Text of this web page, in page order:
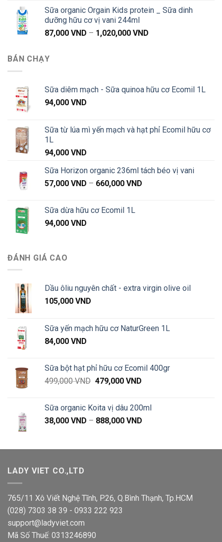
từ
Sữa organic Orgain Kids protein _ Sữa dinh
dưỡng hữu cơ vị vani 244ml
87,000 VND – 1,020,000 VND
1,020,000 VND
BÁN CHẠY
Sữa diêm mạch - Sữa quinoa hữu cơ Ecomil 1L
94,000 VND
Sữa từ lúa mì yến mạch và hạt phỉ Ecomil hữu cơ
1L
94,000 VND
Sữa Horizon organic 236ml tách béo vị vani
57,000 VND – 660,000 VND
Sữa dừa hữu cơ Ecomil 1L
94,000 VND
ĐÁNH GIÁ CAO
Dầu ôliu nguyên chất - extra virgin olive oil
105,000 VND
Sữa yến mạch hữu cơ NaturGreen 1L
84,000 VND
Sữa bột hạt phỉ hữu cơ Ecomil 400gr
499,000VND Giá
499,000 VND.
479,000 VNDGiá
là:
479,000 VND.
Sữa organic Koita vị dâu 200ml
38,000 VND – 888,000 VND
38,000 VND
LADY VIET CO.,LTD
765/11 Xô Viết Nghệ Tĩnh, P.26, Q.Bình Thạnh, Tp.HCM
(028) 7303 38 39 - 0933 222 923
support@ladyviet.com
Mã Số Thuế: 0313246890